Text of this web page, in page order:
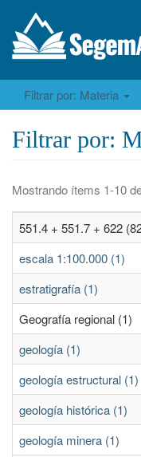
Filtrar por: Materia
Filtrar por:
Mostrando ítems 1-10
551.4 + 551.7 + 622
escala 1:100.000 (1)
estratigrafía (1)
Geografía regional (1)
geología (1)
geología estructural (1)
geología histórica (1)
geología minera (1)